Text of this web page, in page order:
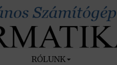
RÓLUNK